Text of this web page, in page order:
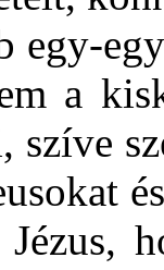
egy-
a
szíve